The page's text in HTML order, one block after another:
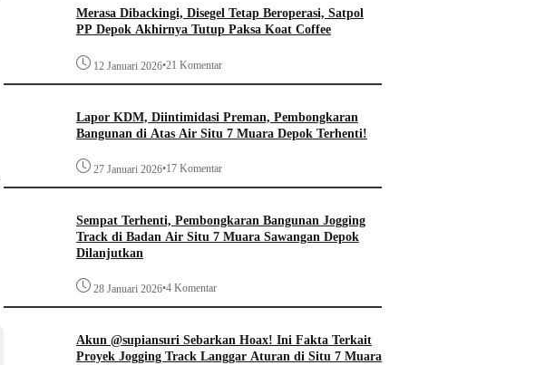
Merasa Dibackingi, Disegel Tetap Beroperasi, Satpol
PP Depok Akhirnya Tutup Paksa Koat Coffee
12 Januari 2026•21 Komentar
Lapor KDM, Diintimidasi Preman, Pembongkaran
Bangunan di Atas Air Situ 7 Muara Depok Terhenti!
27 Januari 2026•17 Komentar
Sempat Terhenti, Pembongkaran Bangunan Jogging
Track di Badan Air Situ 7 Muara Sawangan Depok
Dilanjutkan
28 Januari 2026•4 Komentar
Akun @supiansuri Sebarkan Hoax! Ini Fakta Terkait
Proyek Jogging Track Langgar Aturan di Situ 7 Muara